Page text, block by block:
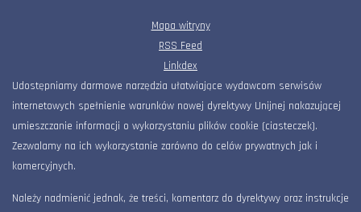
Mapa witryny
RSS Feed
Linkdex
Udostępniamy darmowe narzędzia ułatwiające wydawcom serwisów
internetowych spełnienie warunków nowej dyrektywy Unijnej nakazującej
umieszczanie informacji o wykorzystaniu plików cookie (ciasteczek).
Zezwalamy na ich wykorzystanie zarówno do celów prywatnych jak i
komercyjnych.
Należy nadmienić jednak, że treści, komentarz do dyrektywy oraz instrukcje